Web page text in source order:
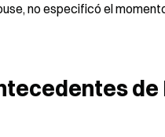
no especificó el